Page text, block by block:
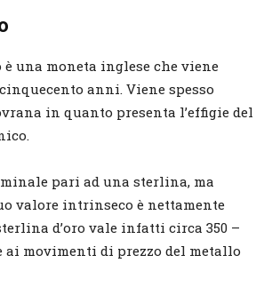
è una moneta inglese che viene
anni. Viene spesso
in quanto presenta l’effigie del
pari ad una sterlina, ma
valore intrinseco è nettamente
d’oro vale infatti circa 350 –
ai movimenti di prezzo del metallo